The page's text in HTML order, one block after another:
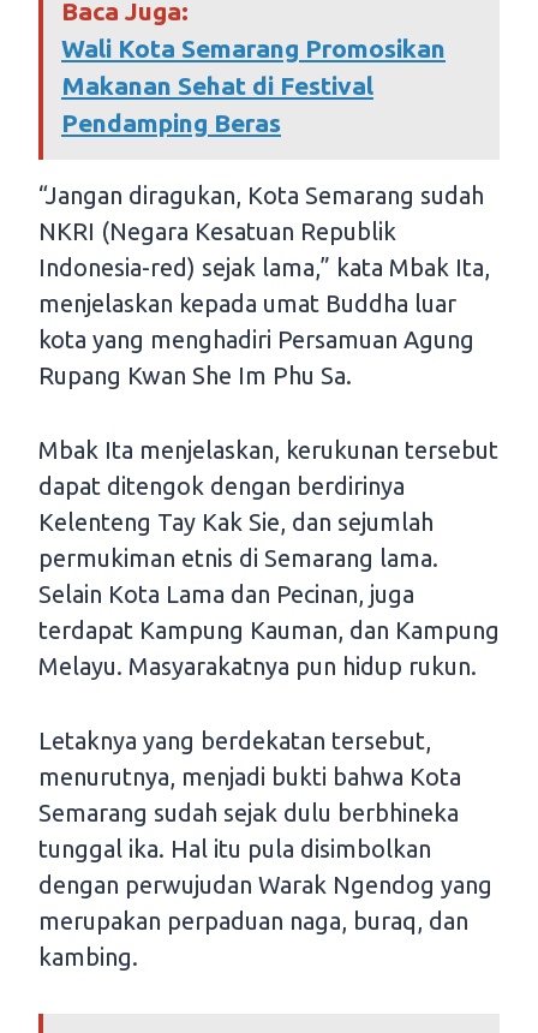
Baca Juga:
Wali Kota Semarang Promosikan
Makanan Sehat di Festival
Pendamping Beras
“Jangan diragukan, Kota Semarang sudah
NKRI (Negara Kesatuan Republik
Indonesia-red) sejak lama,” kata Mbak Ita,
menjelaskan kepada umat Buddha luar
kota yang menghadiri Persamuan Agung
Rupang Kwan She Im Phu Sa.
Mbak Ita menjelaskan, kerukunan tersebut
dapat ditengok dengan berdirinya
Kelenteng Tay Kak Sie, dan sejumlah
permukiman etnis di Semarang lama.
Selain Kota Lama dan Pecinan, juga
terdapat Kampung Kauman, dan Kampung
Melayu. Masyarakatnya pun hidup rukun.
Letaknya yang berdekatan tersebut,
menurutnya, menjadi bukti bahwa Kota
Semarang sudah sejak dulu berbhineka
tunggal ika. Hal itu pula disimbolkan
dengan perwujudan Warak Ngendog yang
merupakan perpaduan naga, buraq, dan
kambing.